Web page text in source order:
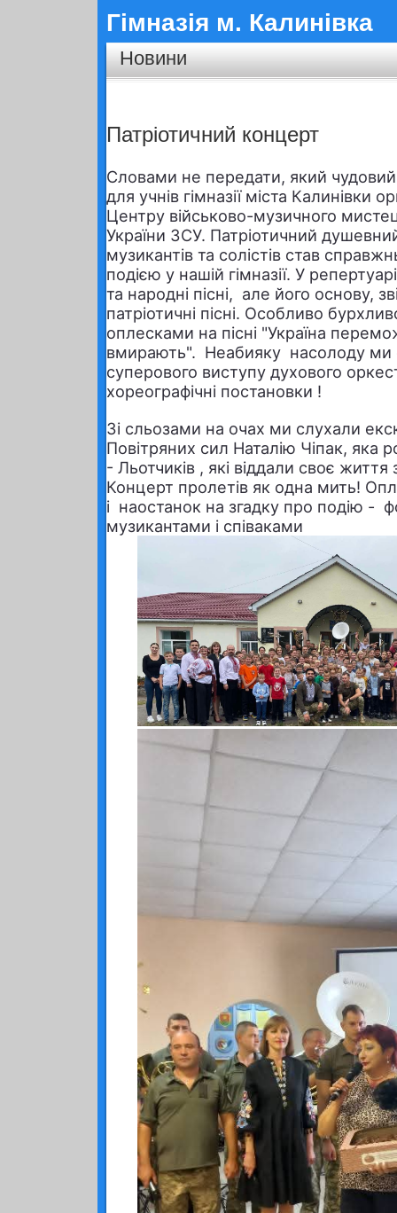
Гімназія м. Калинівка
Новини
Патріотичний концерт
Словами не передати, який чудовий
для учнів гімназії міста Калинівки
Центру військово-музичного
України ЗСУ. Патріотичний
музикантів та солістів став
подією у нашій гімназії. У
та народні пісні, але його основу,
патріотичні пісні. Особливо
оплесками на пісні "Україна
вмирають". Неабияку насолоду ми
суперового виступу духового
хореографічні постановки !
Зі сльозами на очах ми слухали
Повітряних сил Наталію Чіпак, яка
- Льотчиків , які віддали своє життя
Концерт пролетів як одна мить!
і наостанок на згадку про подію -
музикантами і співаками